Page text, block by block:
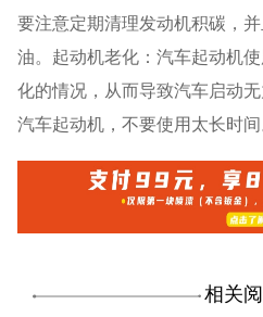
要注意定期清理发动机积碳，
油。起动机老化：汽车起动机
化的情况，从而导致汽车启动
汽车起动机，不要使用太长时间
相关